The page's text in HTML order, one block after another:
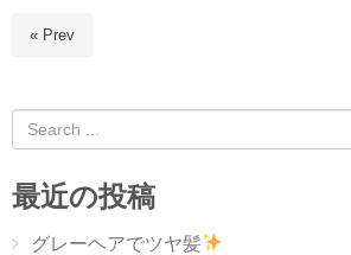
« Prev
最近の投稿
グレーヘアでツヤ髪